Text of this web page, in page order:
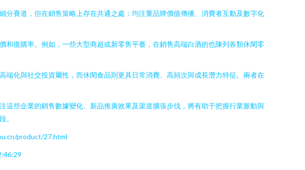
賽道，但在銷售策略上存在共通之處：均注重品牌價值傳播、消費者互動及數字化
復購率。例如，一些大型商超或新零售平臺，在銷售高端白酒的也陳列各類休閑零
化與社交投資屬性，而休閑食品則更具日常消費、高頻次與成長潛力特征。兩者在
些企業的銷售數據變化、新品推廣效果及渠道擴張步伐，將有助于把握行業脈動與
。
product/27.html